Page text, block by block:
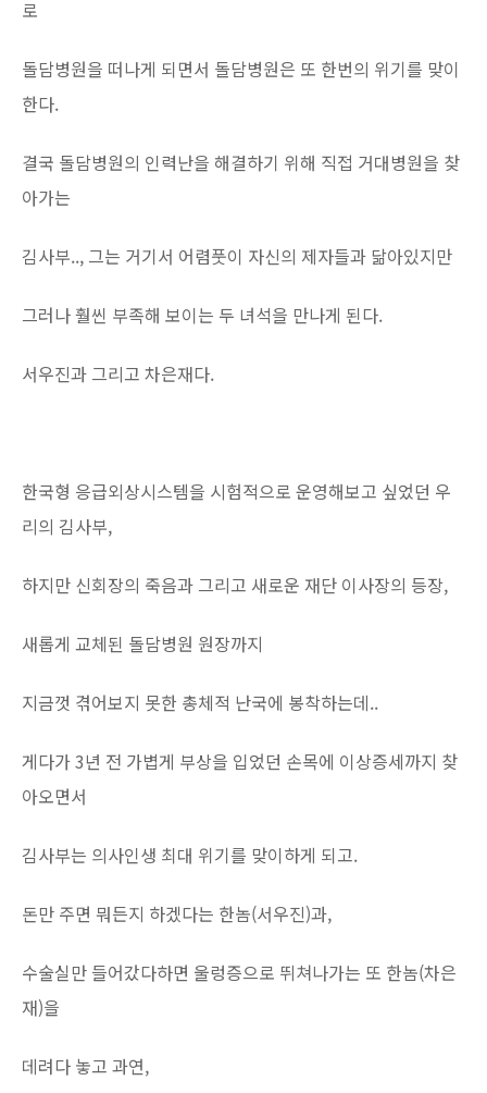
로
돌담병원을 떠나게 되면서 돌담병원은 또 한번의 위기를 맞이
한다.
결국 돌담병원의 인력난을 해결하기 위해 직접 거대병원을 찾
아가는
김사부.., 그는 거기서 어렴풋이 자신의 제자들과 닮아있지만
그러나 훨씬 부족해 보이는 두 녀석을 만나게 된다.
서우진과 그리고 차은재다.
한국형 응급외상시스템을 시험적으로 운영해보고 싶었던 우
리의 김사부,
하지만 신회장의 죽음과 그리고 새로운 재단 이사장의 등장,
새롭게 교체된 돌담병원 원장까지
지금껏 겪어보지 못한 총체적 난국에 봉착하는데..
게다가 3년 전 가볍게 부상을 입었던 손목에 이상증세까지 찾
아오면서
김사부는 의사인생 최대 위기를 맞이하게 되고.
돈만 주면 뭐든지 하겠다는 한놈(서우진)과,
수술실만 들어갔다하면 울렁증으로 뛰쳐나가는 또 한놈(차은
재)을
데려다 놓고 과연,